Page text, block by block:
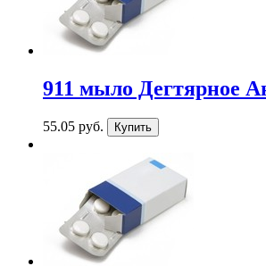
911 мыло Дегтярное
55.05 руб.